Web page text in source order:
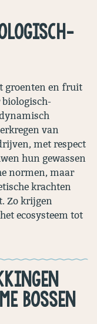
groenten en fruit
biologisch-
van
met respect
hun gewassen
normen, maar
krachten
Zo krijgen
ecosysteem tot
BOSSEN